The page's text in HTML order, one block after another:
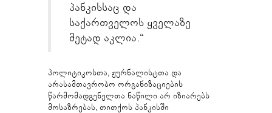
პანკისსაც და
საქართველოს ყველაზე
მეტად აკლია.“
პოლიტიკოსთა, ჟურნალისტთა და
არასამთავრობო ორგანიზაციების
წარმომადგენელთა ნაწილი არ იზიარებს
მოსაზრებას, თითქოს პანკისში